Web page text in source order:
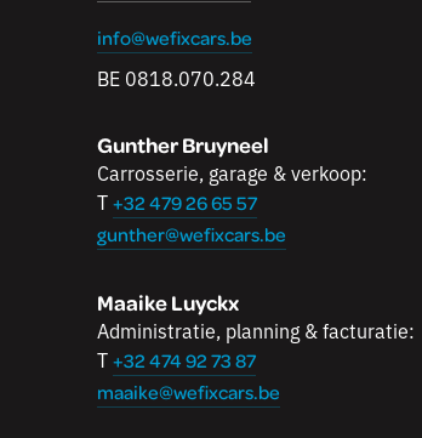
info@wefixcars.be
BE 0818.070.284
Gunther Bruyneel
Carrosserie, garage & verkoop:
T +32 479 26 65 57
gunther@wefixcars.be
Maaike Luyckx
Administratie, planning & facturatie:
T +32 474 92 73 87
maaike@wefixcars.be